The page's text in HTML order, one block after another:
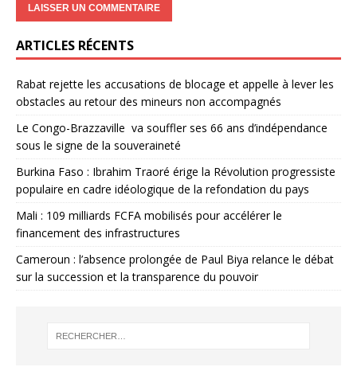
ARTICLES RÉCENTS
Rabat rejette les accusations de blocage et appelle à lever les
obstacles au retour des mineurs non accompagnés
Le Congo-Brazzaville va souffler ses 66 ans d’indépendance
sous le signe de la souveraineté
Burkina Faso : Ibrahim Traoré érige la Révolution progressiste
populaire en cadre idéologique de la refondation du pays
Mali : 109 milliards FCFA mobilisés pour accélérer le
financement des infrastructures
Cameroun : l’absence prolongée de Paul Biya relance le débat
sur la succession et la transparence du pouvoir